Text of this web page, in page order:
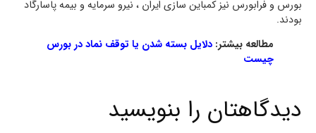
بورس و فرابورس نیز کمباین سازی ایران ، نیرو سرمایه و بیمه پاسارگاد
بودند.
مطالعه بیشتر: دلایل بسته شدن یا توقف نماد در بورس
چیست
دیدگاهتان را بنویسید